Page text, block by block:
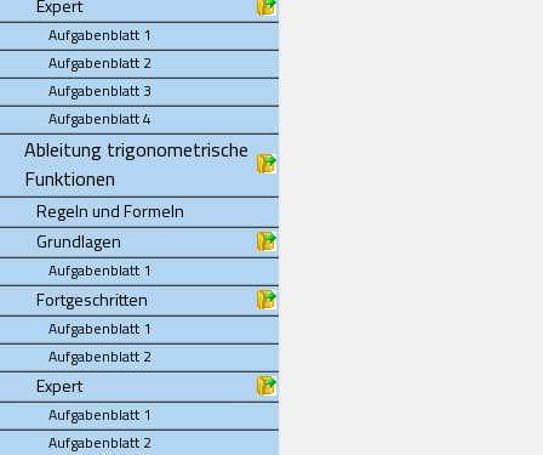
Expert
Aufgabenblatt 1
Aufgabenblatt 2
Aufgabenblatt 3
Aufgabenblatt 4
Ableitung trigonometrische
Funktionen
Regeln und Formeln
Grundlagen
Aufgabenblatt 1
Fortgeschritten
Aufgabenblatt 1
Aufgabenblatt 2
Expert
Aufgabenblatt 1
Aufgabenblatt 2